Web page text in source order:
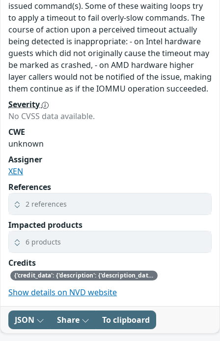
issued command(s). Some of these waiting loops try
to apply a timeout to fail overly-slow commands. The
course of action upon a perceived timeout actually
being detected is inappropriate: - on Intel hardware
guests which did not originally cause the timeout may
be marked as crashed, - on AMD hardware higher
layer callers would not be notified of the issue, making
them continue as if the IOMMU operation succeeded.
Severity
No CVSS data available.
CWE
unknown
Assigner
XEN
References
2 references
Impacted products
6 products
Credits
{'credit_data': {'description': {'description_data': [{'lang': 'eng', 'value': 'This issue was discovered by Igor Druzhinin and Andrew Cooper of Citrix,\nand further issues were uncovered by by Jan Beulich of SUSE while trying\nto fix the first issue.'}]}}}
Show details on NVD website
JSON Share To clipboard